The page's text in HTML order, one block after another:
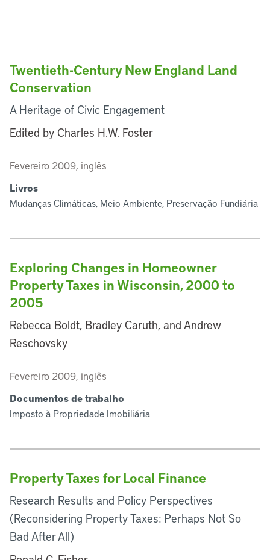
Twentieth-Century New England Land
Conservation
A Heritage of Civic Engagement
Edited by Charles H.W. Foster
Fevereiro 2009, inglês
Livros
Mudanças Climáticas, Meio Ambiente, Preservação Fundiária
Exploring Changes in Homeowner
Property Taxes in Wisconsin, 2000 to
2005
Rebecca Boldt, Bradley Caruth, and Andrew
Reschovsky
Fevereiro 2009, inglês
Documentos de trabalho
Imposto à Propriedade Imobiliária
Property Taxes for Local Finance
Research Results and Policy Perspectives
(Reconsidering Property Taxes: Perhaps Not So
Bad After All)